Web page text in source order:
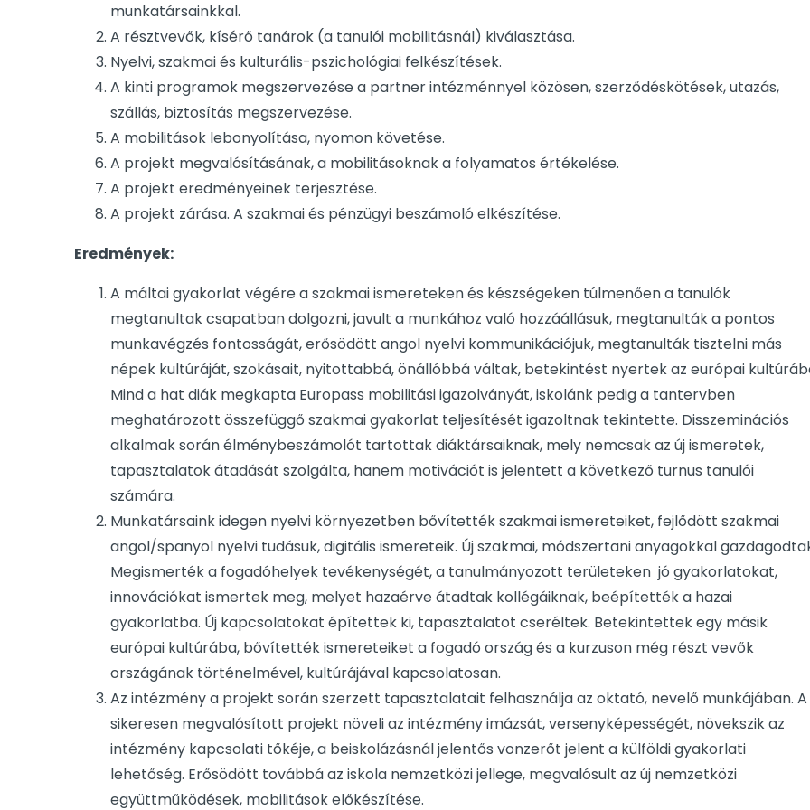
munkatársainkkal.
A résztvevők, kísérő tanárok (a tanulói mobilitásnál) kiválasztása.
Nyelvi, szakmai és kulturális-pszichológiai felkészítések.
A kinti programok megszervezése a partner intézménnyel közösen, szerződéskötések, utazás,
szállás, biztosítás megszervezése.
A mobilitások lebonyolítása, nyomon követése.
A projekt megvalósításának, a mobilitásoknak a folyamatos értékelése.
A projekt eredményeinek terjesztése.
A projekt zárása. A szakmai és pénzügyi beszámoló elkészítése.
Eredmények:
A máltai gyakorlat végére a szakmai ismereteken és készségeken túlmenően a tanulók
megtanultak csapatban dolgozni, javult a munkához való hozzáállásuk, megtanulták a pontos
munkavégzés fontosságát, erősödött angol nyelvi kommunikációjuk, megtanulták tisztelni más
népek kultúráját, szokásait, nyitottabbá, önállóbbá váltak, betekintést nyertek az európai
Mind a hat diák megkapta Europass mobilitási igazolványát, iskolánk pedig a tantervben
meghatározott összefüggő szakmai gyakorlat teljesítését igazoltnak tekintette. Disszeminációs
alkalmak során élménybeszámolót tartottak diáktársaiknak, mely nemcsak az új ismeretek,
tapasztalatok átadását szolgálta, hanem motivációt is jelentett a következő turnus tanulói
számára.
Munkatársaink idegen nyelvi környezetben bővítették szakmai ismereteiket, fejlődött szakmai
angol/spanyol nyelvi tudásuk, digitális ismereteik. Új szakmai, módszertani anyagokkal
Megismerték a fogadóhelyek tevékenységét, a tanulmányozott területeken jó gyakorlatokat,
innovációkat ismertek meg, melyet hazaérve átadtak kollégáiknak, beépítették a hazai
gyakorlatba. Új kapcsolatokat építettek ki, tapasztalatot cseréltek. Betekintettek egy másik
európai kultúrába, bővítették ismereteiket a fogadó ország és a kurzuson még részt vevők
országának történelmével, kultúrájával kapcsolatosan.
Az intézmény a projekt során szerzett tapasztalatait felhasználja az oktató, nevelő munkájában. A
sikeresen megvalósított projekt növeli az intézmény imázsát, versenyképességét, növekszik az
intézmény kapcsolati tőkéje, a beiskolázásnál jelentős vonzerőt jelent a külföldi gyakorlati
lehetőség. Erősödött továbbá az iskola nemzetközi jellege, megvalósult az új nemzetközi
együttműködések, mobilitások előkészítése.